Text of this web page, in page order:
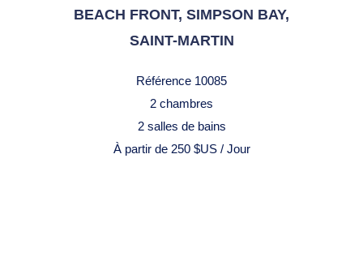
BEACH FRONT, SIMPSON BAY,
SAINT-MARTIN
Référence 10085
2 chambres
2 salles de bains
À partir de 250 $US / Jour